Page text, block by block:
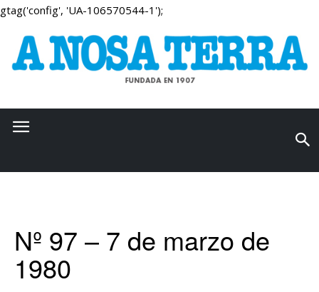
gtag('config', 'UA-106570544-1');
Nº 97 – 7 de marzo de
1980